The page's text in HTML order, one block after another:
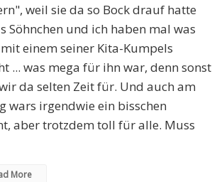
weil sie da so Bock drauf hatte
Söhnchen und ich haben mal was
einem seiner Kita-Kumpels
... was mega für ihn war, denn sonst
da selten Zeit für. Und auch am
wars irgendwie ein bisschen
aber trotzdem toll für alle. Muss
More